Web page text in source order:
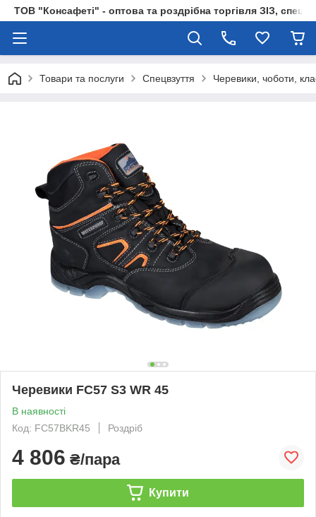
ТОВ "Консафеті" - оптова та роздрібна торгівля ЗІЗ,
Товари та послуги Спецвзуття Черевики, чоботи,
Черевики FC57 S3 WR 45
В наявності
Код: FC57BKR45
Роздріб
4 806 ₴/пара
Купити